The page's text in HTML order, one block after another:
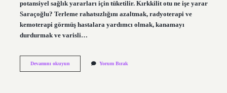
potansiyel sağlık yararları için tüketilir. Kırkkilit otu ne işe yarar
Saraçoğlu? Terleme rahatsızlığını azaltmak, radyoterapi ve
kemoterapi görmüş hastalara yardımcı olmak, kanamayı
durdurmak ve varisli…
Devamını okuyunAt
Yorum Bırak